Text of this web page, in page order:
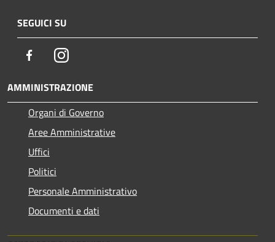
SEGUICI SU
FacebookInstagram
AMMINISTRAZIONE
Organi di Governo
Aree Amministrative
Uffici
Politici
Personale Amministrativo
Documenti e dati